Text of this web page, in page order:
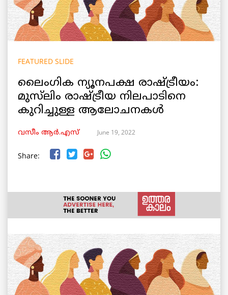
FEATURED SLIDE
ലൈംഗിക ന്യൂനപക്ഷ രാഷ്ട്രീയം:
മുസ്‌ലിം രാഷ്ട്രീയ നിലപാടിനെ
കുറിച്ചുള്ള ആലോചനകൾ
വസീം ആർ.എസ് June 19, 2022
Share: